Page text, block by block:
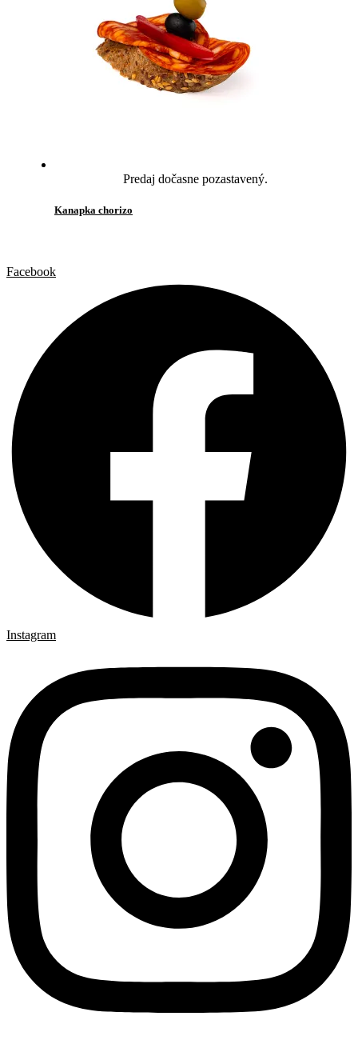
Predaj dočasne pozastavený.
Kanapka chorizo
Facebook
Instagram